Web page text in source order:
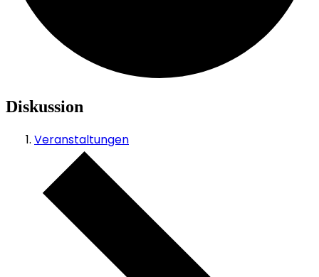
Diskussion
Veranstaltungen